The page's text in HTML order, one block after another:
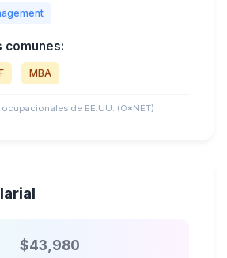
comunes:
MBA
de EE.UU. (O*NET)
$43,980